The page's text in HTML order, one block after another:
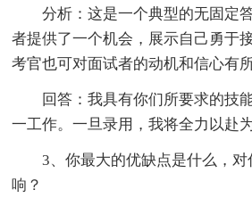
分析：这是一个典型的无固定
者提供了一个机会，展示自己勇于
考官也可对面试者的动机和信心有所
回答：我具有你们所要求的技
一工作。一旦录用，我将全力以赴
3、你最大的优缺点是什么，对
响？